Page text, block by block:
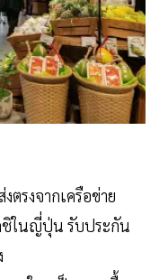
ตรงจากเครือข่าย
ในญี่ปุ่น รับประกัน